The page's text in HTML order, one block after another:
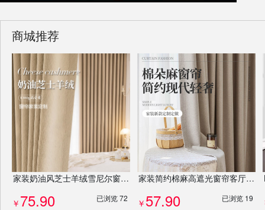
商城推荐
家装奶油风芝士羊绒雪尼尔窗帘客厅卧室加厚提花高遮光法式成品定制
￥ 75.90 已浏览 72
家装简约棉麻高遮光窗帘客厅阳台飘窗酒店遮光窗帘定制
￥ 57.90 已浏览 19